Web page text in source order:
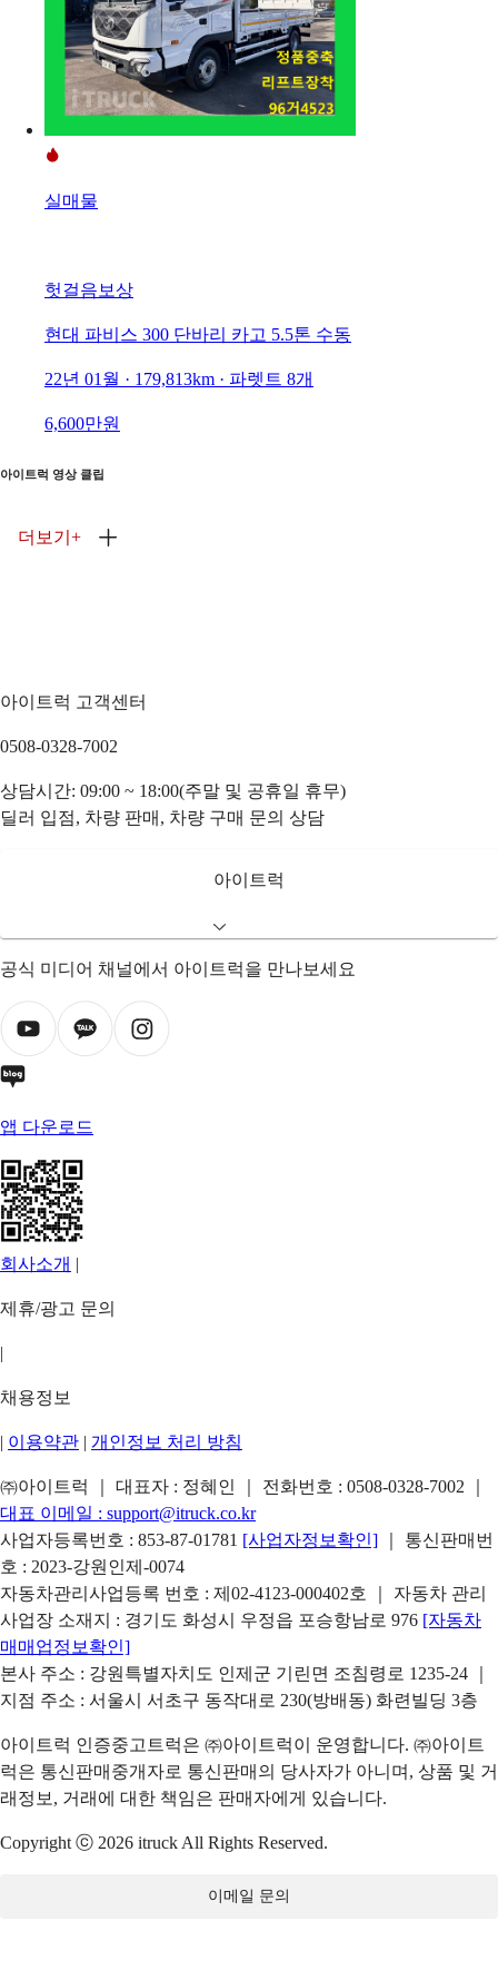
실매물
헛걸음보상
현대 파비스 300 단바리 카고 5.5톤 수동
22년 01월 · 179,813km · 파렛트 8개
6,600만원
아이트럭 영상 클립
더보기 +
아이트럭 고객센터
0508-0328-7002
상담시간: 09:00 ~ 18:00(주말 및 공휴일 휴무)
딜러 입점, 차량 판매, 차량 구매 문의 상담
아이트럭
공식 미디어 채널에서 아이트럭을 만나보세요
앱 다운로드
회사소개 |
제휴/광고 문의
|
채용정보
| 이용약관 | 개인정보 처리 방침
㈜아이트럭 ｜ 대표자 : 정혜인 ｜ 전화번호 : 0508-0328-7002
대표 이메일 : support@itruck.co.kr
사업자등록번호 : 853-87-01781 [사업자정보확인]
｜ 통신판매번
호 : 2023-강원인제-0074
자동차관리사업등록 번호 : 제02-4123-000402호 ｜ 자동차 관리
사업장 소재지 : 경기도 화성시 우정읍 포승항남로 976 [자동차
매매업정보확인]
본사 주소 : 강원특별자치도 인제군 기린면 조침령로 1235-24 ｜
지점 주소 : 서울시 서초구 동작대로 230(방배동) 화련빌딩 3층
아이트럭 인증중고트럭은 ㈜아이트럭이 운영합니다. ㈜아이트
럭은 통신판매중개자로 통신판매의 당사자가 아니며, 상품 및 거
래정보, 거래에 대한 책임은 판매자에게 있습니다.
Copyright ⓒ 2026 itruck All Rights Reserved.
이메일 문의